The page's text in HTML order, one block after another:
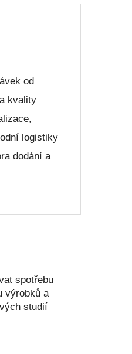
od
kvality
logistiky
dodání a
spotřebu
výrobků a
studií